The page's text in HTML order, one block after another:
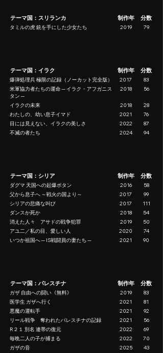
テーマ国：スリランカ 制作年 分数
タミルの虎 銃を手にした少女たち 2019 79
テーマ国：イラク 制作年 分数
爆弾処理兵 極限の記録（ノーカット完全版） 2017
83
米軍協力者たちの運命 ─ イラク・アフガニス
タン ─
2018 56
イラクの未来 2018
28
わたしの、幼い息子イマド
2021
76
目には見えない、イラクの美しさ
2022
87
不滅の者たち
2024 94
テーマ国：シリア 制作年 分数
ダグマ 天国への起爆ボタン 2016
58
父から息子へ ～戦火の国より～
2017
99
シリアの悲痛な叫び
2017
111
ダンスか死か
2018
54
消えた人々 アサドの戦争犯罪
2019
50
アユ二／私の目、愛しい人
2020
74
いつか祖国へ ─ IS戦闘員の妻たち ─
2021 90
テーマ国：パレスチナ 制作年 分数
ガザ 自由への闘い《無料》 2019
83
医学生 ガザへ行く
2021
81
悪魔の運転手
2021
92
リール戦争 奪われたパレスチナの記録
2021
56
R２１ 別名 連帯の復元
2022
69
毎晩二人の子が捕まる
2022
70
ガザの音
2025
43